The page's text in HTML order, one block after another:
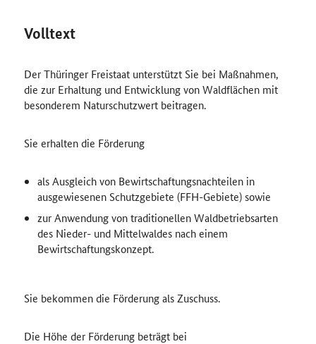
Volltext
Der Thüringer Freistaat unterstützt Sie bei Maßnahmen,
die zur Erhaltung und Entwicklung von Waldflächen mit
besonderem Naturschutzwert beitragen.
Sie erhalten die Förderung
als Ausgleich von Bewirtschaftungsnachteilen in
ausgewiesenen Schutzgebiete (FFH-Gebiete) sowie
zur Anwendung von traditionellen Waldbetriebsarten
des Nieder- und Mittelwaldes nach einem
Bewirtschaftungskonzept.
Sie bekommen die Förderung als Zuschuss.
Die Höhe der Förderung beträgt bei